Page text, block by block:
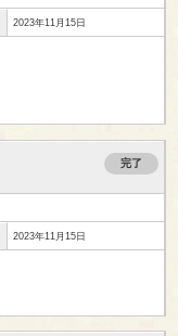
2023年11月15日
完了
2023年11月15日